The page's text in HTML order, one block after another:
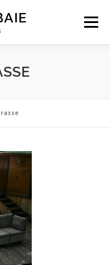
Menu
PHOTOS
CONTACT